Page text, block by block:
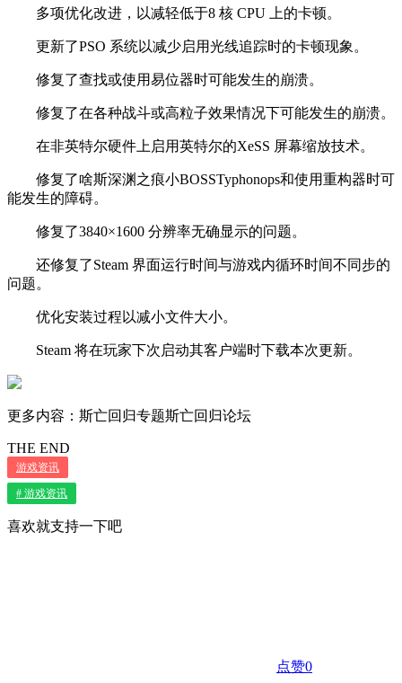
多项优化改进，以减轻低于8 核 CPU 上的卡顿。
更新了PSO 系统以减少启用光线追踪时的卡顿现象。
修复了查找或使用易位器时可能发生的崩溃。
修复了在各种战斗或高粒子效果情况下可能发生的崩溃。
在非英特尔硬件上启用英特尔的XeSS 屏幕缩放技术。
修复了啥斯深渊之痕小BOSSTyphonops和使用重构器时可
能发生的障碍。
修复了3840×1600 分辨率无确显示的问题。
还修复了Steam 界面运行时间与游戏内循环时间不同步的
问题。
优化安装过程以减小文件大小。
Steam 将在玩家下次启动其客户端时下载本次更新。
更多内容：斯亡回归专题斯亡回归论坛
THE END
游戏资讯
# 游戏资讯
喜欢就支持一下吧
点赞0